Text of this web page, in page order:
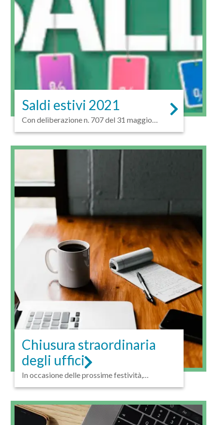
Saldi estivi 2021
Con deliberazione n. 707 del 31 maggio
Chiusura straordinaria
degli uffici
In occasione delle prossime festività,